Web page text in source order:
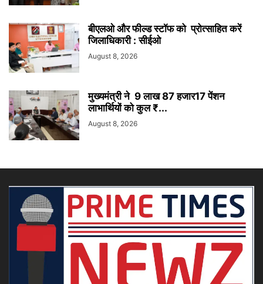
बीएलओ और फील्ड स्टॉफ को प्रोत्साहित करें
जिलाधिकारी : सीईओ
August 8, 2026
मुख्यमंत्री ने 9 लाख 87 हजार17 पेंशन
लाभार्थियों को कुल ₹...
August 8, 2026